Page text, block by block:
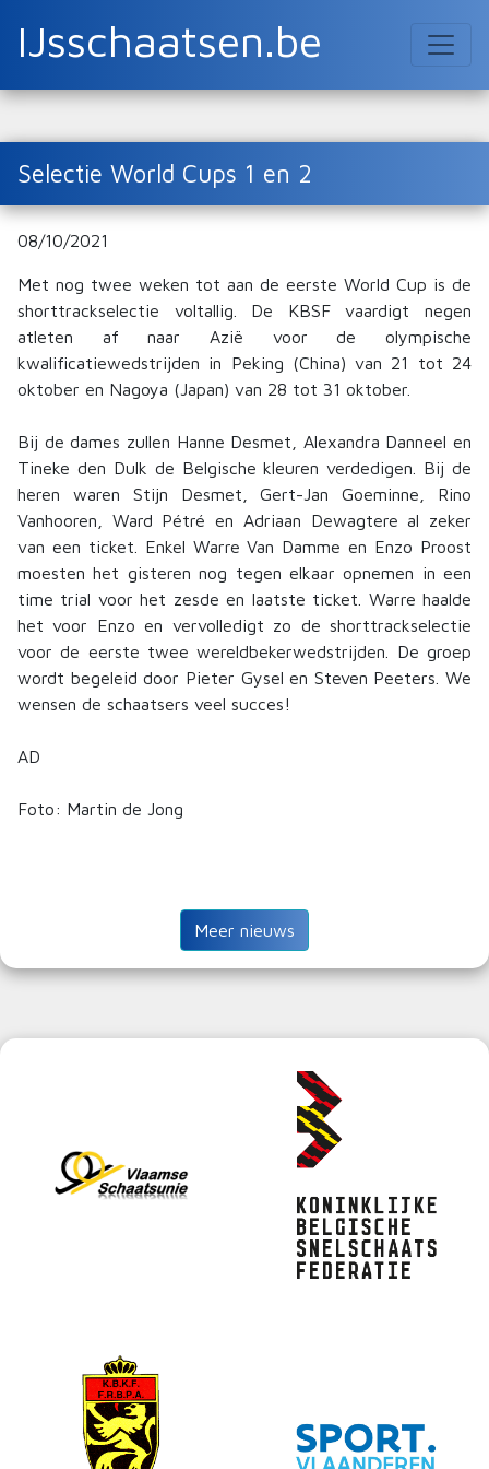
IJsschaatsen.be
Selectie World Cups 1 en 2
08/10/2021
Met nog twee weken tot aan de eerste World Cup is de
shorttrackselectie voltallig. De KBSF vaardigt negen
atleten af naar Azië voor de olympische
kwalificatiewedstrijden in Peking (China) van 21 tot 24
oktober en Nagoya (Japan) van 28 tot 31 oktober.
Bij de dames zullen Hanne Desmet, Alexandra Danneel en
Tineke den Dulk de Belgische kleuren verdedigen. Bij de
heren waren Stijn Desmet, Gert-Jan Goeminne, Rino
Vanhooren, Ward Pétré en Adriaan Dewagtere al zeker
van een ticket. Enkel Warre Van Damme en Enzo Proost
moesten het gisteren nog tegen elkaar opnemen in een
time trial voor het zesde en laatste ticket. Warre haalde
het voor Enzo en vervolledigt zo de shorttrackselectie
voor de eerste twee wereldbekerwedstrijden. De groep
wordt begeleid door Pieter Gysel en Steven Peeters. We
wensen de schaatsers veel succes!
AD
Foto: Martin de Jong
Meer nieuws